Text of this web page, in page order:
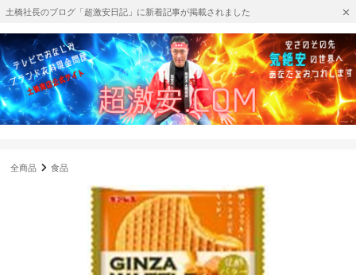
土橋社長のブログ「超激安日記」に新着記事が掲載されました
全商品 食品